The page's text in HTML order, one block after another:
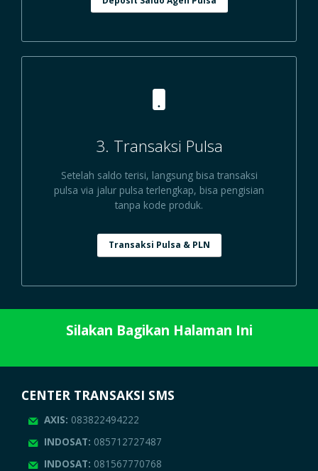
3. Transaksi Pulsa
Setelah saldo terisi, langsung bisa transaksi
pulsa via jalur pulsa terlengkap, bisa pengisian
tanpa kode produk.
Transaksi Pulsa & PLN
Silakan Bagikan Halaman Ini
CENTER TRANSAKSI SMS
AXIS: 083822494222
INDOSAT: 085712727487
INDOSAT: 081567770768